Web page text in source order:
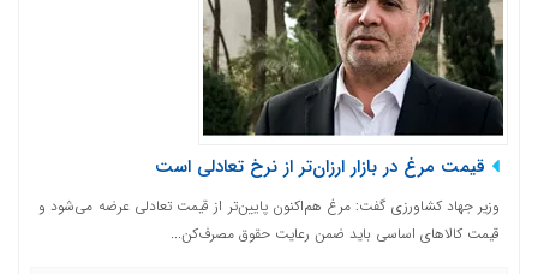
قیمت مرغ در بازار ارزان‌تر از نرخ تعادلی است
وزیر جهاد کشاورزی گفت: مرغ هم‌اکنون پایین‌تر از قیمت تعادلی عرضه می‌شود و
قیمت کالاهای اساسی باید ضمن رعایت حقوق مصرف‌کن...